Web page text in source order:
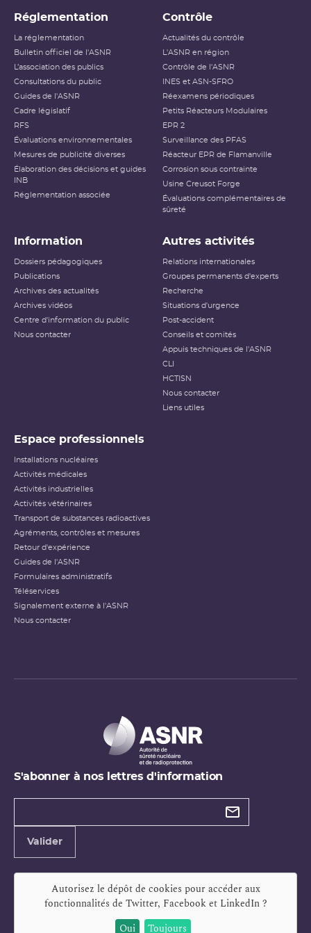
Réglementation
La réglementation
Bulletin officiel de l'ASNR
L’association des publics
Consultations du public
Guides de l'ASNR
Cadre législatif
RFS
Évaluations environnementales
Mesures de publicité diverses
Élaboration des décisions et guides
INB
Réglementation associée
Contrôle
Actualités du contrôle
L'ASNR en région
Contrôle de l'ASNR
INES et ASN-SFRO
Réexamens périodiques
Petits Réacteurs Modulaires
EPR 2
Surveillance des PFAS
Réacteur EPR de Flamanville
Corrosion sous contrainte
Usine Creusot Forge
Évaluations complémentaires de
sûreté
Information
Dossiers pédagogiques
Publications
Archives des actualités
Archives vidéos
Centre d'information du public
Nous contacter
Autres activités
Relations internationales
Groupes permanents d'experts
Recherche
Situations d'urgence
Post-accident
Conseils et comités
Appuis techniques de l'ASNR
CLI
HCTISN
Nous contacter
Liens utiles
Espace professionnels
Installations nucléaires
Activités médicales
Activités industrielles
Activités vétérinaires
Transport de substances radioactives
Agréments, contrôles et mesures
Retour d'expérience
Guides de l'ASNR
Formulaires administratifs
Téléservices
Signalement externe à l'ASNR
Nous contacter
S'abonner à nos lettres d'information
Types de
Valider
Autorisez le dépôt de cookies pour accéder aux
fonctionnalités de Twitter, Facebook et LinkedIn?
Oui
Toujours